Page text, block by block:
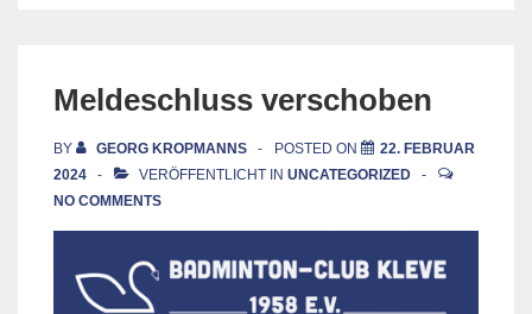
Meldeschluss verschoben
BY GEORG KROPMANNS POSTED ON
22. FEBRUAR
2024
VERÖFFENTLICHT IN UNCATEGORIZED
NO COMMENTS